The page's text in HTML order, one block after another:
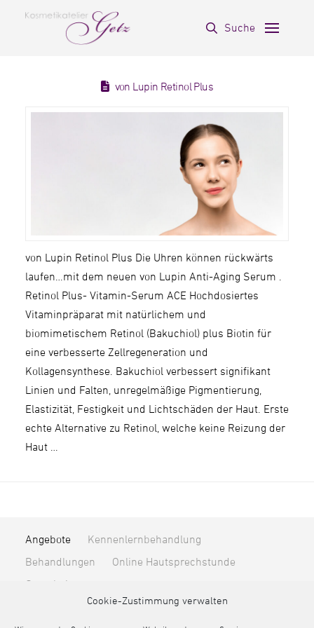
Cookie-Zustimmung verwalten
Suche
von Lupin Retinol Plus
von Lupin Retinol Plus Die Uhren können rückwärts
laufen…mit dem neuen von Lupin Anti-Aging Serum .
Retinol Plus- Vitamin-Serum ACE Hochdosiertes
Vitaminpräparat mit natürlichem und
biomimetischem Retinol (Bakuchiol) plus Biotin für
eine verbesserte Zellregeneration und
Kollagensynthese. Bakuchiol verbessert signifikant
Linien und Falten, unregelmäßige Pigmentierung,
Elastizität, Festigkeit und Lichtschäden der Haut. Erste
echte Alternative zu Retinol, welche keine Reizung der
Haut …
Angebote
Kennenlernbehandlung
Behandlungen
Online Hautsprechstunde
Gutscheine
Unternehmen
Über mich
Blog & News